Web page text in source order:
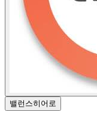
밸런스히어로